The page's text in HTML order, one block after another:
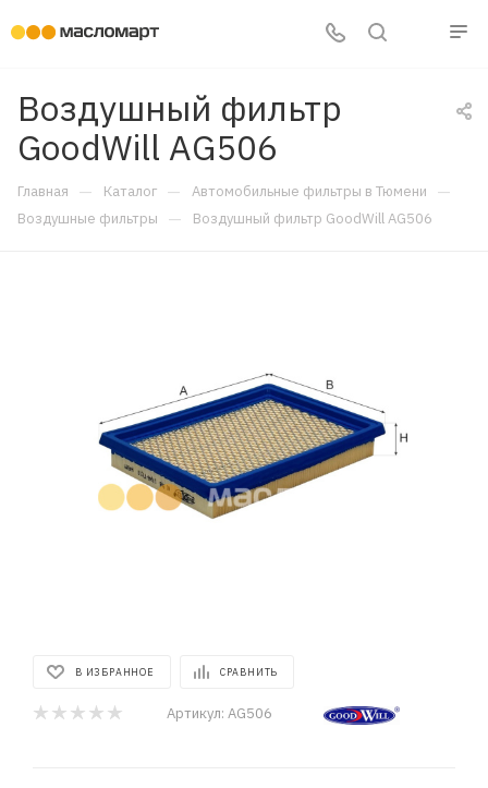
Воздушный фильтр
GoodWill AG506
Главная — Каталог — Автомобильные фильтры в Тюмени —
Воздушные фильтры — Воздушный фильтр GoodWill AG506
В ИЗБРАННОЕ СРАВНИТЬ
Артикул: AG506